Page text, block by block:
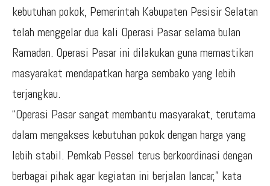
kebutuhan pokok, Pemerintah Kabupaten Pesisir Selatan
telah menggelar dua kali Operasi Pasar selama bulan
Ramadan. Operasi Pasar ini dilakukan guna memastikan
masyarakat mendapatkan harga sembako yang lebih
terjangkau.
“Operasi Pasar sangat membantu masyarakat, terutama
dalam mengakses kebutuhan pokok dengan harga yang
lebih stabil. Pemkab Pessel terus berkoordinasi dengan
berbagai pihak agar kegiatan ini berjalan lancar,” kata